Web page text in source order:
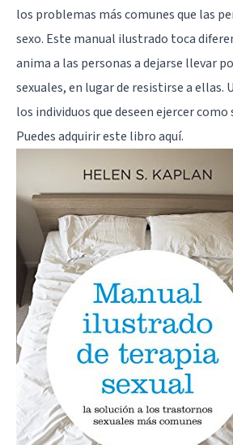
los problemas más comunes que las
sexo. Este manual ilustrado toca
anima a las personas a dejarse llevar
sexuales, en lugar de resistirse a ellas.
los individuos que deseen ejercer como
Puedes adquirir este libroaquí.